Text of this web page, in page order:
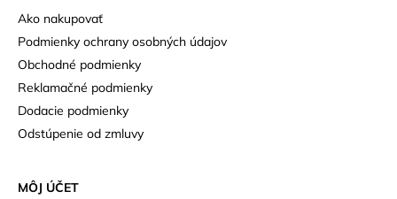
Ako nakupovať
Podmienky ochrany osobných údajov
Obchodné podmienky
Reklamačné podmienky
Dodacie podmienky
Odstúpenie od zmluvy
MÔJ ÚČET